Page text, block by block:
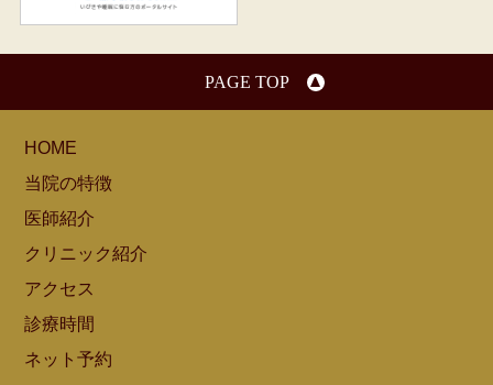
PAGE TOP
HOME
当院の特徴
医師紹介
クリニック紹介
アクセス
診療時間
ネット予約